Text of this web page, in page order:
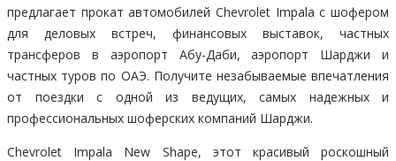
предлагает прокат автомобилей Chevrolet Impala с шофером
для деловых встреч, финансовых выставок, частных
трансферов в аэропорт Абу-Даби, аэропорт Шарджи и
частных туров по ОАЭ. Получите незабываемые впечатления
от поездки с одной из ведущих, самых надежных и
профессиональных шоферских компаний Шарджи.
Chevrolet Impala New Shape, этот красивый роскошный